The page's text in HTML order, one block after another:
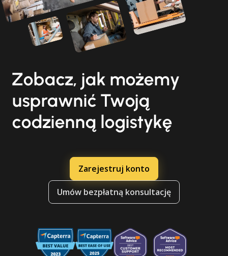
Zobacz, jak możemy
usprawnić Twoją
codzienną logistykę
Zarejestruj konto
Umów bezpłatną konsultację